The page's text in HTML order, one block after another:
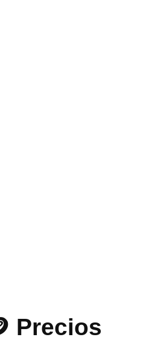
Precios